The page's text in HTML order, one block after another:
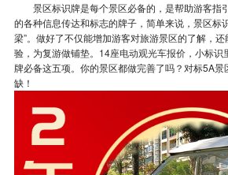
景区标识牌是每个景区必备的，是帮助游客指
的各种信息传达和标志的牌子，简单来说，景区标
梁”。做好了不仅能增加游客对旅游景区的了解，
验，为复游做铺垫。 14座电动观光车报价，小标识
牌必备这五项。 你的景区都做完善了吗？对标5A
缺！